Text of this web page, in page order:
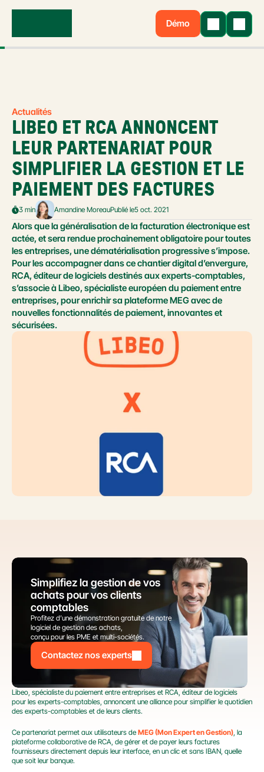
Démo
Actualités
LIBEO ET RCA ANNONCENT
LEUR PARTENARIAT POUR
SIMPLIFIER LA GESTION ET LE
PAIEMENT DES FACTURES
3 min Amandine MoreauPublié le5 oct. 2021
Alors que la généralisation de la facturation électronique est
actée, et sera rendue prochainement obligatoire pour toutes
les entreprises, une dématérialisation progressive s’impose.
Pour les accompagner dans ce chantier digital d’envergure,
RCA, éditeur de logiciels destinés aux experts-comptables,
s’associe à Libeo, spécialiste européen du paiement entre
entreprises, pour enrichir sa plateforme MEG avec de
nouvelles fonctionnalités de paiement, innovantes et
sécurisées.
Simplifiez la gestion de vos
achats pour vos clients
comptables
Profitez d’une démonstration gratuite de notre
logiciel de gestion des achats,
conçu pour les PME et multi-sociétés.
Contactez nos experts
Libeo, spécialiste du paiement entre entreprises et RCA, éditeur de logiciels
pour les experts-comptables, annoncent une alliance pour simplifier le quotidien
des experts-comptables et de leurs clients.
Ce partenariat permet aux utilisateurs de MEG (Mon Expert en Gestion), la
plateforme collaborative de RCA, de gérer et de payer leurs factures
fournisseurs directement depuis leur interface, en un clic et sans IBAN, quelle
que soit leur banque.